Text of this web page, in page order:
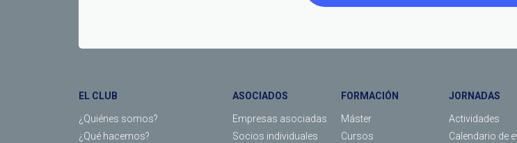
EL CLUB
¿Quiénes somos?
¿Qué hacemos?
ASOCIADOS
Empresas asociadas
Socios individuales
FORMACIÓN
Máster
Cursos
JORNADAS
Actividades
Calendario de